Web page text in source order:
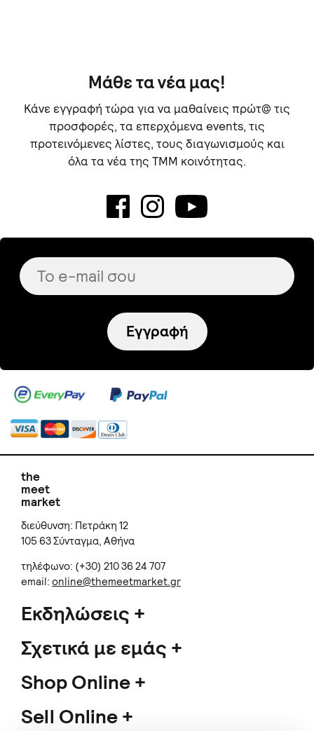
Μάθε τα νέα μας!
Κάνε εγγραφή τώρα για να μαθαίνεις πρώτ@ τις
προσφορές, τα επερχόμενα events, τις
προτεινόμενες λίστες, τους διαγωνισμούς και
όλα τα νέα της TMM κοινότητας.
Εγγραφή
the
meet
market
διεύθυνση: Πετράκη 12
105 63 Σύνταγμα, Αθήνα
τηλέφωνο: (+30) 210 36 24 707
email: online@themeetmarket.gr
Εκδηλώσεις
Σχετικά με εμάς
Shop Online
Sell Online